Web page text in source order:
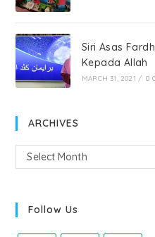
Siri Asas
Kepada Allah
MARCH 31, 2021 / 0
ARCHIVES
Select Month
Follow Us